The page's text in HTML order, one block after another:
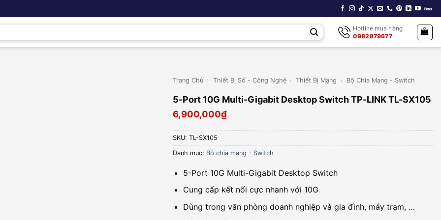
Hotline mua hàng
0982879677
Trang Chủ › Thiết Bị Số - Công Nghệ › Thiết Bị Mạng › Bộ Chia Mạng - Switch
5-Port 10G Multi-Gigabit Desktop Switch TP-LINK TL-SX105
6,900,000₫
SKU: TL-SX105
Danh mục: Bộ chia mạng - Switch
5-Port 10G Multi-Gigabit Desktop Switch
Cung cấp kết nối cực nhanh với 10G
Dùng trong văn phòng doanh nghiệp và gia đình, máy trạm, …